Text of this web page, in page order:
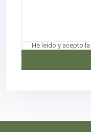
He leído y acepto la